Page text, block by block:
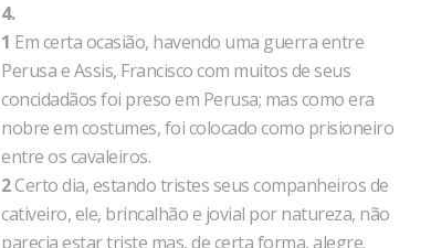
4.
1 Em certa ocasião, havendo uma guerra entre
Perusa e Assis, Francisco com muitos de seus
concidadãos foi preso em Perusa; mas como era
nobre em costumes, foi colocado como prisioneiro
entre os cavaleiros.
2Certo dia, estando tristes seus companheiros de
cativeiro, ele, brincalhão e jovial por natureza, não
parecia estar triste mas, de certa forma, alegre.